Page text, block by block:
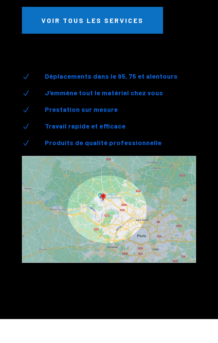
VOIR TOUS LES SERVICES
N Déplacements dans le 95, 75 et alentours
N J'emmène tout le matériel chez vous
N Prestation sur mesure
N Travail rapide et efficace
N Produits de qualité professionnelle